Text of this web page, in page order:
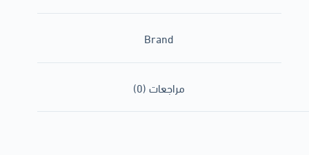
Brand
مراجعات (0)